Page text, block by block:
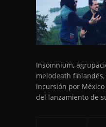
Insomnium,
melodeath
incursión por
del lanzamiento de